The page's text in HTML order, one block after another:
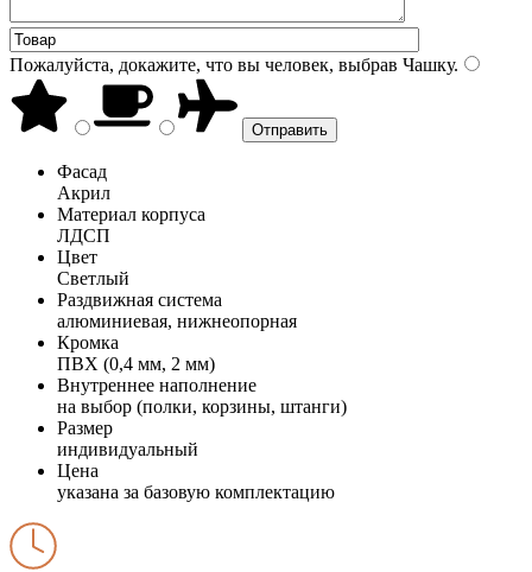
Пожалуйста, докажите, что вы человек, выбрав Чашку.
Фасад
Акрил
Материал корпуса
ЛДСП
Цвет
Светлый
Раздвижная система
алюминиевая, нижнеопорная
Кромка
ПВХ (0,4 мм, 2 мм)
Внутреннее наполнение
на выбор (полки, корзины, штанги)
Размер
индивидуальный
Цена
указана за базовую комплектацию